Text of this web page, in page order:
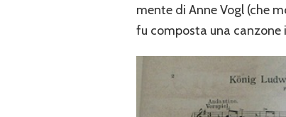
mente di Anne Vogl (che
fu composta una canzone